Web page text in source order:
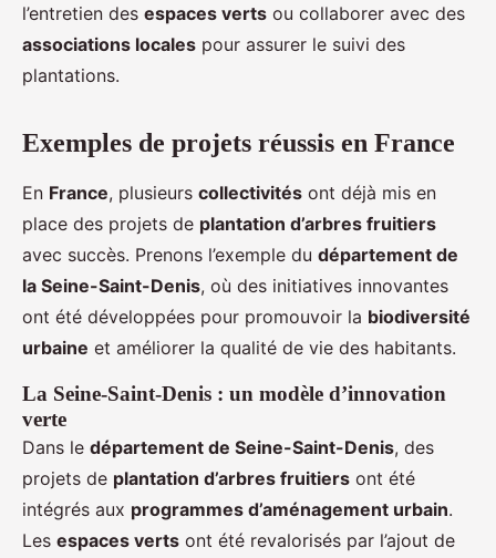
l’entretien des espaces verts ou collaborer avec des
associations locales pour assurer le suivi des
plantations.
Exemples de projets réussis en France
En France, plusieurs collectivités ont déjà mis en
place des projets de plantation d’arbres fruitiers
avec succès. Prenons l’exemple du département de
la Seine-Saint-Denis, où des initiatives innovantes
ont été développées pour promouvoir la biodiversité
urbaine et améliorer la qualité de vie des habitants.
La Seine-Saint-Denis : un modèle d’innovation
verte
Dans le département de Seine-Saint-Denis, des
projets de plantation d’arbres fruitiers ont été
intégrés aux programmes d’aménagement urbain.
Les espaces verts ont été revalorisés par l’ajout de